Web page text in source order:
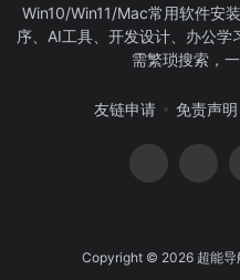
Win10/Win11/Mac常用软件安
序、AI工具、开发设计、办公
需繁琐搜索，
友链申请 免责声明
Copyright © 2026 超能导